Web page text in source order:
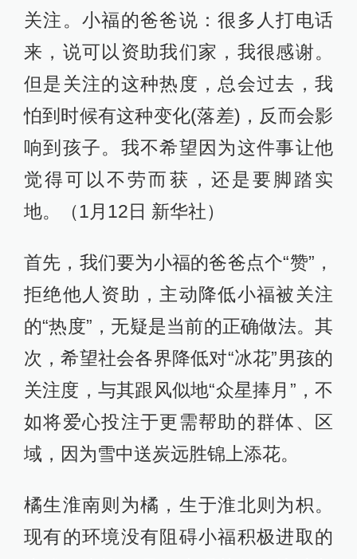
关注。小福的爸爸说：很多人打电话
来，说可以资助我们家，我很感谢。
但是关注的这种热度，总会过去，我
怕到时候有这种变化(落差)，反而会影
响到孩子。我不希望因为这件事让他
觉得可以不劳而获，还是要脚踏实
地。（1月12日 新华社）
首先，我们要为小福的爸爸点个“赞”，
拒绝他人资助，主动降低小福被关注
的“热度”，无疑是当前的正确做法。其
次，希望社会各界降低对“冰花”男孩的
关注度，与其跟风似地“众星捧月”，不
如将爱心投注于更需帮助的群体、区
域，因为雪中送炭远胜锦上添花。
橘生淮南则为橘，生于淮北则为枳。
现有的环境没有阻碍小福积极进取的